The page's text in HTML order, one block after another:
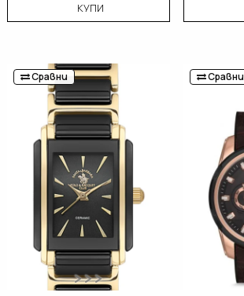
КУПИ
Сравни Сравни